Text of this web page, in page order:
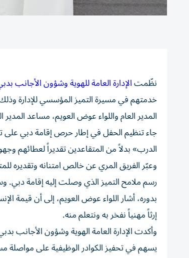
نظّمتالإدارة العامة للهوية وشؤون الأجانب
خدمتهم في مسيرة التميز المؤسسي للإدارة
المدير العام واللواء عوض العويم، مساعد
جاء تنظيم الحفل في إطار حرص إقامة دبي على
الدرب» بدلاً من المتقاعدين تقديراً لعطائهم
وعبّر الفريق المري عن خالص امتنانه وتقديره
رسم ملامح التميز الذي وصلت إليه إقامة دبي.
بدوره، أشار اللواء عوض العويم، إلى أن قيمة
إرثاً مهنياً نفخر به ونتعلم منه.
وأكدت الإدارة العامة الهوية وشؤون الأجانب
يسهم في تحفيز الكوادر الوظيفية على مواصلة